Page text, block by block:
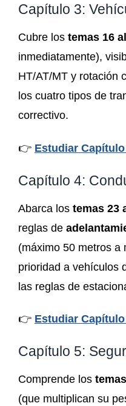
Capítulo 3:
Cubre los temas 16
inmediatamente),
HT/AT/MT y rotación
los cuatro tipos de
correctivo.
👉 Estudiar
Capítulo 4:
Abarca los temas 23
reglas de
(máximo 50 metros a
prioridad a vehículos
las reglas de
👉 Estudiar
Capítulo 5:
Comprende los
(que multiplican su